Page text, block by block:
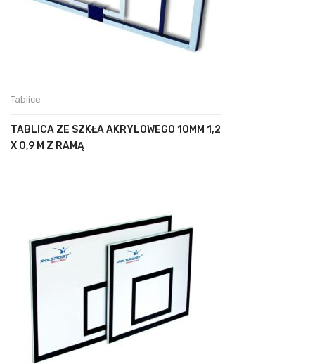
Tablice
TABLICA ZE SZKŁA AKRYLOWEGO 10MM 1,2
X 0,9 M Z RAMĄ